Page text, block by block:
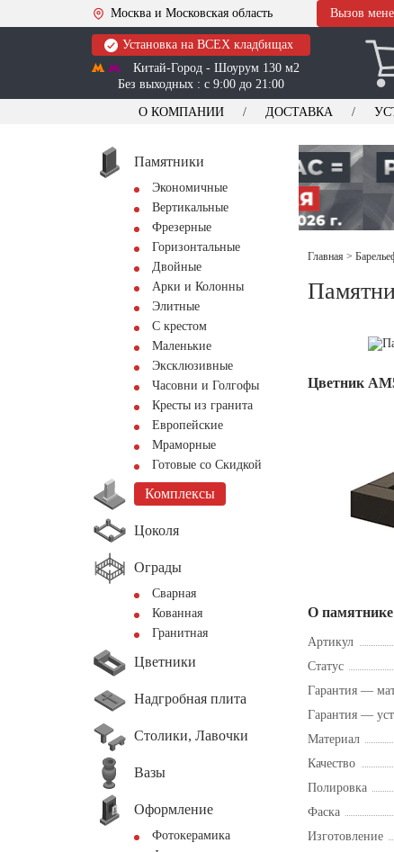
Москва и Московская область Вызов
Установка на ВСЕХ кладбищах
Китай-Город - Шоурум 130 м2
Без выходных : с 9:00 до 21:00
О КОМПАНИИ ДОСТАВКА
Памятники
Экономичные
Вертикальные
Фрезерные
Горизонтальные
Двойные
Арки и Колонны
Элитные
С крестом
Маленькие
Эксклюзивные
Часовни и Голгофы
Кресты из гранита
Европейские
Мраморные
Готовые со Скидкой
Комплексы
Цоколя
Ограды
Сварная
Кованная
Гранитная
Цветники
Надгробная плита
Столики, Лавочки
Вазы
Оформление
Фотокерамика
Главная >
Цветник
О памятнике
Артикул
Статус
Гарантия —
Гарантия —
Материал
Качество
Полировка
Фаска
Изготовление